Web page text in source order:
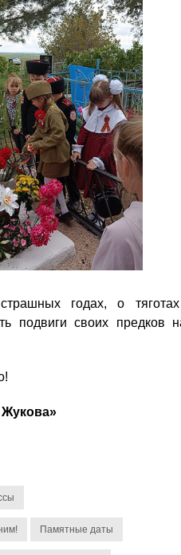
годах, о
подвиги своих предков
Памятные даты